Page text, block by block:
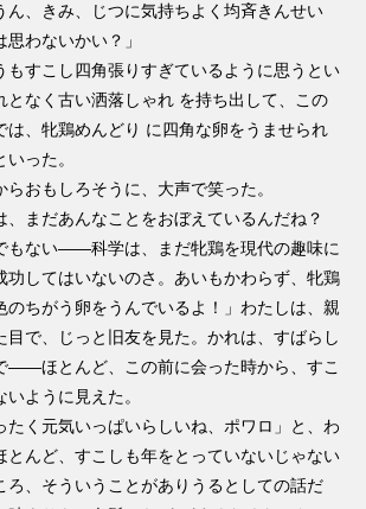
、きみ、じつに気持ちよく均斉きんせい
わないかい？」
すこし四角張りすぎているように思うとい
となく古い洒落しゃれ を持ち出して、この
は、牝鶏めんどり に四角な卵をうませられ
った。
おもしろそうに、大声で笑った。
まだあんなことをおぼえているんだね？
ない――科学は、まだ牝鶏を現代の趣味に
功してはいないのさ。あいもかわらず、牝鶏
のちがう卵をうんでいるよ！」わたしは、親
目で、じっと旧友を見た。かれは、すばらし
――ほとんど、この前に会った時から、すこ
ように見えた。
く元気いっぱいらしいね、ポワロ」と、わ
とんど、すこしも年をとっていないじゃない
ろ、そういうことがありうるとしての話だ